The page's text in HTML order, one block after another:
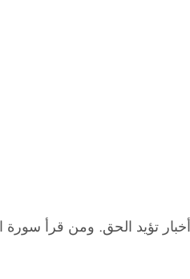
تؤيد الحق. ومن قرأ سورة